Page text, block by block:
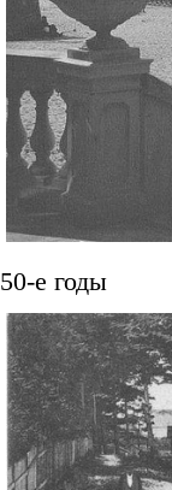
50-е годы